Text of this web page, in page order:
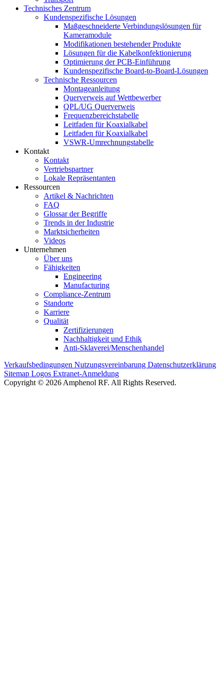
Technisches Zentrum
Kundenspezifische Lösungen
Maßgeschneiderte Verbindungslösungen für
Kameramodule
Modifikationen bestehender Produkte
Lösungen für die Kabelkonfektionierung
Optimierung der PCB-Einführung
Kundenspezifische Board-to-Board-Lösungen
Technische Ressourcen
Montageanleitung
Querverweis auf Wettbewerber
QPL/UG Querverweis
Frequenzbereichstabelle
Leitfaden für Koaxialkabel
Leitfaden für Koaxialkabel
VSWR-Umrechnungstabelle
Kontakt
Kontakt
Vertriebspartner
Lokale Repräsentanten
Ressourcen
Artikel & Nachrichten
FAQ
Glossar der Begriffe
Trends in der Industrie
Marktsicherheiten
Videos
Unternehmen
Über uns
Fähigkeiten
Engineering
Manufacturing
Compliance-Zentrum
Standorte
Karriere
Qualität
Zertifizierungen
Nachhaltigkeit und Ethik
Anti-Sklaverei/Menschenhandel
Verkaufsbedingungen Nutzungsvereinbarung Datenschutzerklärung
Sitemap Logos Extranet-Anmeldung
Copyright © 2026 Amphenol RF. All Rights Reserved.